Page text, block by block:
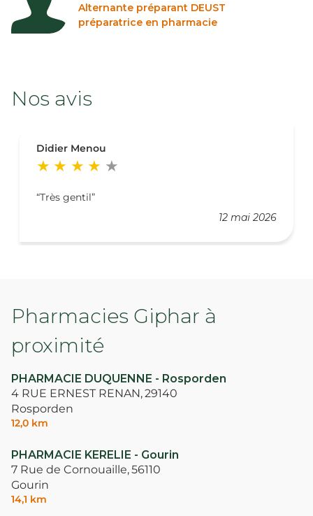
Alternante préparant DEUST
préparatrice en pharmacie
Nos avis
Didier Menou
12 mai 2026
Très gentil
Pharmacies Giphar à
proximité
PHARMACIE DUQUENNE - Rosporden
4 RUE ERNEST RENAN,29140
Rosporden
12,0 km
PHARMACIE KERELIE - Gourin
7 Rue de Cornouaille,56110
Gourin
14,1 km